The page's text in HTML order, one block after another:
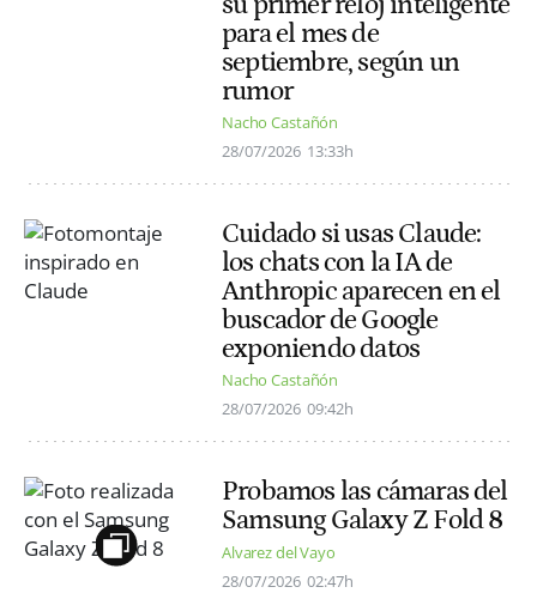
para el mes de
septiembre, según un
rumor
Nacho Castañón
28/07/2026 13:33h
Cuidado si usas Claude:
los chats con la IA de
Anthropic aparecen en el
buscador de Google
exponiendo datos
Nacho Castañón
28/07/2026 09:42h
Probamos las cámaras del
Samsung Galaxy Z Fold 8
Alvarez del Vayo
28/07/2026 02:47h